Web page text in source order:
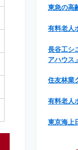
東急の高
有料老人
長谷工シ
アハウス」
住友林業
有料老人
東京海上